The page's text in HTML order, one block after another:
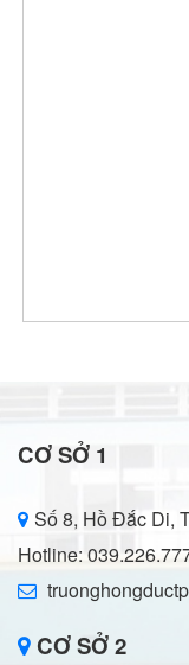
CƠ SỞ 1
Số 8, Hồ Đắc Di,
Hotline:
CƠ SỞ 2